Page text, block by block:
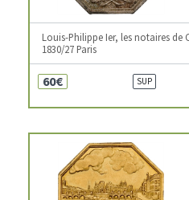
Louis-Philippe Ier, les notaires
1830/27 Paris
60€ SUP